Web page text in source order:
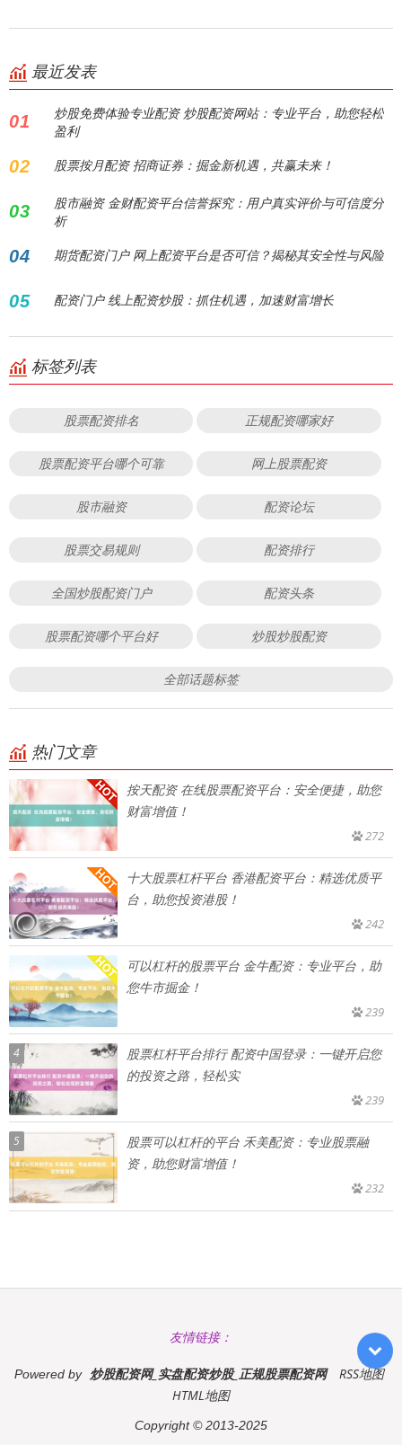
最近发表
01
炒股免费体验专业配资 炒股配资网站：专业平台，助您轻松
盈利
02 股票按月配资 招商证券：掘金新机遇，共赢未来！
03
股市融资 金财配资平台信誉探究：用户真实评价与可信度分
析
04 期货配资门户 网上配资平台是否可信？揭秘其安全性与风险
05 配资门户 线上配资炒股：抓住机遇，加速财富增长
标签列表
股票配资排名 正规配资哪家好
股票配资平台哪个可靠 网上股票配资
股市融资 配资论坛
股票交易规则 配资排行
全国炒股配资门户 配资头条
股票配资哪个平台好 炒股炒股配资
全部话题标签
热门文章
按天配资 在线股票配资平台：安全便捷，助您
财富增值！
272
十大股票杠杆平台 香港配资平台：精选优质平
台，助您投资港股！
242
可以杠杆的股票平台 金牛配资：专业平台，助
您牛市掘金！
239
4
股票杠杆平台排行 配资中国登录：一键开启您
的投资之路，轻松实
239
5
股票可以杠杆的平台 禾美配资：专业股票融
资，助您财富增值！
232
友情链接：
Powered by 炒股配资网_实盘配资炒股_正规股票配资网
RSS地图
HTML地图
Copyright© 2013-2025